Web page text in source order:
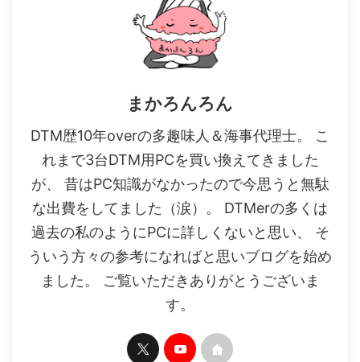
まかろんろん
DTM歴10年overの多趣味人＆海事代理士。 こ
れまで3台DTM用PCを買い換えてきました
が、 昔はPC知識がなかったので今思うと無駄
な出費をしてました（涙）。 DTMerの多くは
過去の私のようにPCに詳しくないと思い、 そ
ういう方々の参考になればと思いブログを始め
ました。 ご覧いただきありがとうございま
す。